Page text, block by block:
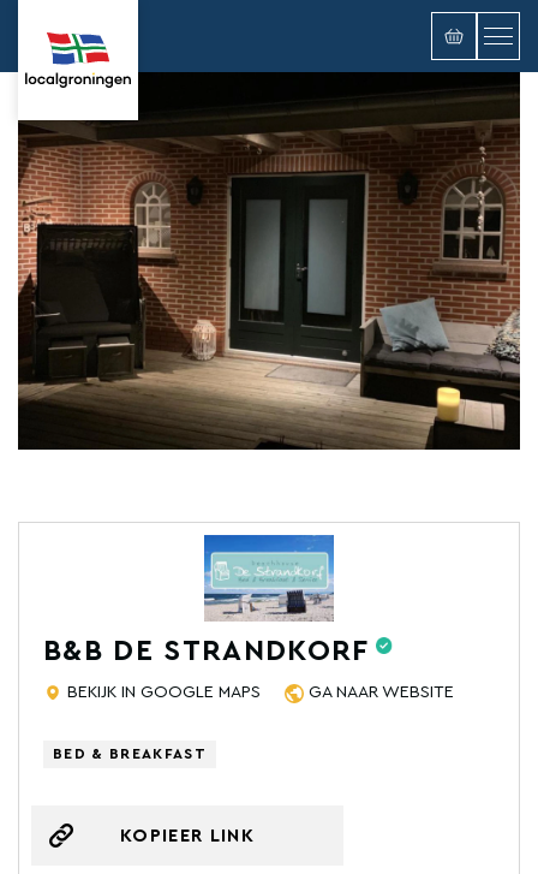
B&B DE STRANDKORF
BEKIJK IN GOOGLE MAPS GA NAAR WEBSITE
BED & BREAKFAST
KOPIEER LINK